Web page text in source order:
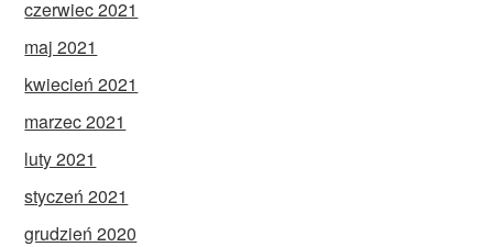
czerwiec 2021
maj 2021
kwiecień 2021
marzec 2021
luty 2021
styczeń 2021
grudzień 2020